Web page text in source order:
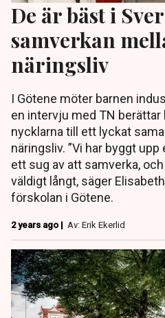
De är bäst i
samverkan
näringsliv
I Götene möter barnen
en intervju med TN
nycklarna till ett lyckat
näringsliv. ”Vi har byggt
ett sug av att samverka,
väldigt långt, säger
förskolan i Götene.
2 years ago | Av: Erik Ekerlid